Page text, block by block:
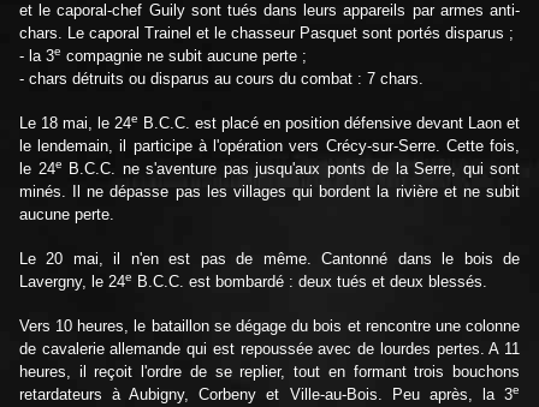
et le caporal-chef Guily sont tués dans leurs appareils par armes anti-
chars. Le caporal Trainel et le chasseur Pasquet sont portés disparus ;
- la 3e compagnie ne subit aucune perte ;
- chars détruits ou disparus au cours du combat : 7 chars.
Le 18 mai, le 24e
B.C.C. est placé en position défensive devant Laon et
le lendemain, il participe à l'opération vers Crécy-sur-Serre. Cette fois,
le 24e
B.C.C. ne s'aventure pas jusqu'aux ponts de la Serre, qui sont
minés. Il ne dépasse pas les villages qui bordent la rivière et ne subit
aucune perte.
Le 20 mai, il n'en est pas de même. Cantonné dans le bois de
Lavergny, le 24e B.C.C. est bombardé : deux tués et deux blessés.
Vers 10 heures, le bataillon se dégage du bois et rencontre une colonne
de cavalerie allemande qui est repoussée avec de lourdes pertes. A 11
heures, il reçoit l'ordre de se replier, tout en formant trois bouchons
retardateurs à Aubigny, Corbeny et Ville-au-Bois. Peu après, la 3e